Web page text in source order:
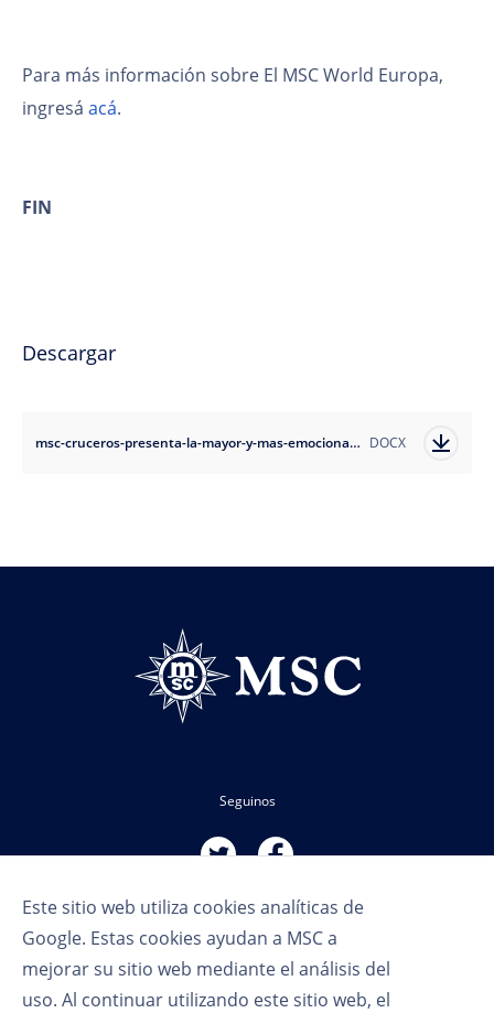
Este sitio web utiliza cookies analíticas de
Google. Estas cookies ayudan a MSC a
mejorar su sitio web mediante el análisis del
uso. Al continuar utilizando este sitio web, el
Para más información sobre El MSC World Europa,
ingresá acá.
FIN
Descargar
msc-cruceros-presenta-la-mayor-y-mas-emocionante-oferta-familiar-para-el-revolucionario-msc-world-europa DOCX
Seguinos